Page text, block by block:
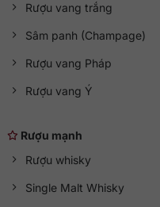
Rượu vang trắng
Sâm panh (Champage)
Rượu vang Pháp
Rượu vang Ý
Rượu mạnh
Rượu whisky
Single Malt Whisky